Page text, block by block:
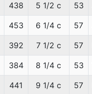
438 5 1/2 c 53
453 6 1/4 c 57
392 7 1/2 c 57
384 8 1/4 c 53
441 9 1/4 c 57